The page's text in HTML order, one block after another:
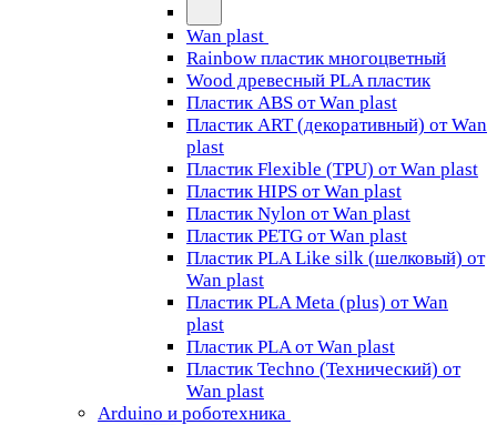
Wan plast
Rainbow пластик многоцветный
Wood древесный PLA пластик
Пластик ABS от Wan plast
Пластик ART (декоративный) от Wan
plast
Пластик Flexible (TPU) от Wan plast
Пластик HIPS от Wan plast
Пластик Nylon от Wan plast
Пластик PETG от Wan plast
Пластик PLA Like silk (шелковый) от
Wan plast
Пластик PLA Meta (plus) от Wan
plast
Пластик PLA от Wan plast
Пластик Techno (Технический) от
Wan plast
Arduino и роботехника